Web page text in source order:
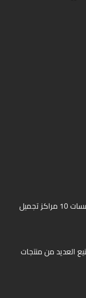
ﺗﻤﺘﻠﻚ ﺷﺮﻛﺔ ﻟﻤﺴﺎت 10 ﻣﺮاﻛﺰ ﺗﺠﻤﻴﻞ
اﻟﻌﺪﻳﺪ ﻣﻦ ﻣﻨﺘﺠﺎت